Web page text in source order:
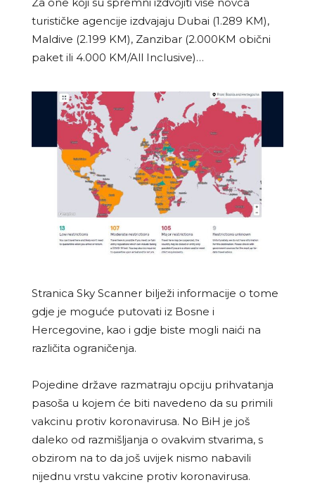
turističke agencije izdvajaju Dubai (1.289 KM),
Maldive (2.199 KM), Zanzibar (2.000KM obični
paket ili 4.000 KM/All Inclusive)…
Stranica Sky Scanner bilježi informacije o tome
gdje je moguće putovati iz Bosne i
Hercegovine, kao i gdje biste mogli naići na
različita ograničenja.
Pojedine države razmatraju opciju prihvatanja
pasoša u kojem će biti navedeno da su primili
vakcinu protiv koronavirusa. No BiH je još
daleko od razmišljanja o ovakvim stvarima, s
obzirom na to da još uvijek nismo nabavili
nijednu vrstu vakcine protiv koronavirusa.